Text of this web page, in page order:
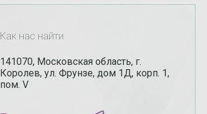
Как нас найти
141070, Московская область, г.
Королев, ул. Фрунзе, дом 1Д, корп. 1,
пом. V